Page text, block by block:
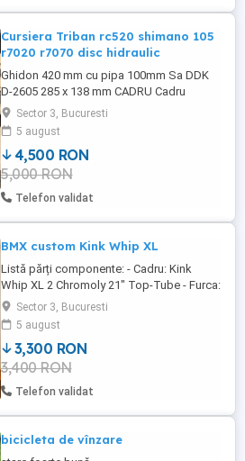
Cursiera Triban rc520 shimano 105
r7020 r7070 disc hidraulic
Ghidon 420 mm cu pipa 100mm Sa DDK
D-2605 285 x 138 mm CADRU Cadru
Aluminiu 6061 Furca Carbon Cuvete Semi-
integrated GW 1SI111 Monobloc Shimano
105 Hallowtech 2 TRANSMISIE
Transmisie 2x11 viteze Angrenaj Shimano
105 rs505 50 34 - 175mm Pinioane
Shimano 105 11 32 Schimbator pinioane
Shimano 105 r7000 Schimbator ...
Sector 3, Bucuresti
5 august
4,500 RON
5,000 RON
Telefon validat
BMX custom Kink Whip XL
Listă părți componente: - Cadru: Kink
Whip XL 2 Chromoly 21" Top-Tube - Furca:
Kink Stryker 32mm Offset 100% 4130
Chromoly - Ghidon: Kink T925 9.25" rise
100% 4130 Chromoly - Mansoane: Vans x
Odi Lock-On Grips - Pipa: Rant Trill Top
Load - Headset: Mission Sealed
Integrated - Sa: Colony X ...
Sector 3, Bucuresti
5 august
3,300 RON
3,400 RON
Telefon validat
bicicleta de vînzare